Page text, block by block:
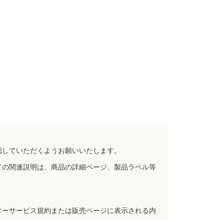
ていただくようお願いいたします。
関連説明は、商品の詳細ページ、製品ラベル等
サービス規約または販売ページに表示される内